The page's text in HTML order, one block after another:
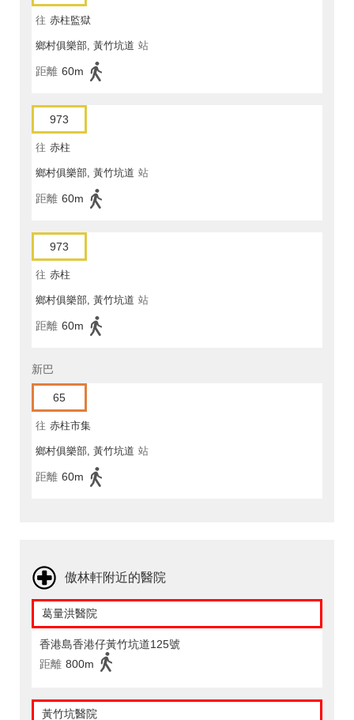
往 赤柱監獄
鄉村俱樂部, 黃竹坑道 站
距離 60m
973
往 赤柱
鄉村俱樂部, 黃竹坑道 站
距離 60m
973
往 赤柱
鄉村俱樂部, 黃竹坑道 站
距離 60m
新巴
65
往 赤柱市集
鄉村俱樂部, 黃竹坑道 站
距離 60m
傲林軒附近的醫院
葛量洪醫院
香港島香港仔黃竹坑道125號
距離 800m
黃竹坑醫院